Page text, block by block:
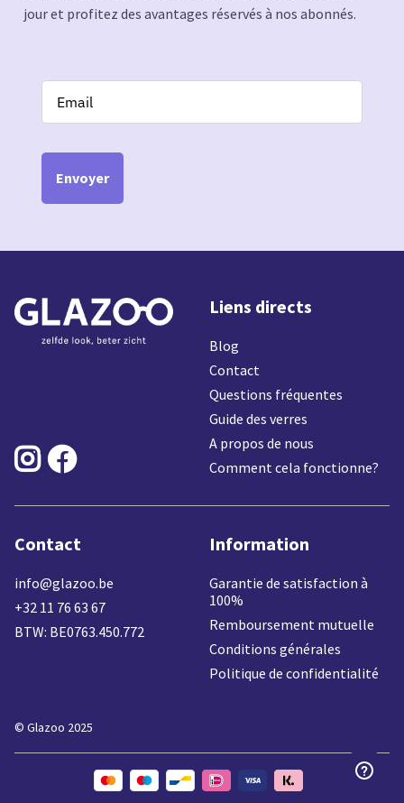
jour et profitez des avantages réservés à nos abonnés.
Envoyer
 
Liens directs
Blog
Contact
Questions fréquentes
Guide des verres
A propos de nous
Comment cela fonctionne?
Contact
info@glazoo.be
+32 11 76 63 67
BTW: BE0763.450.772
Information
Garantie de satisfaction à
100%
Remboursement mutuelle
Conditions générales
Politique de confidentialité
© Glazoo 2025